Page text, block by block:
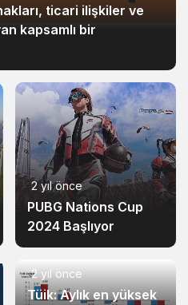
ticari ilişkiler ve
kapsamlı bir
2 yıl önce
PUBG Nations Cup
2024 Başlıyor
2 yıl önce
Tüik: Aylık en yüksek